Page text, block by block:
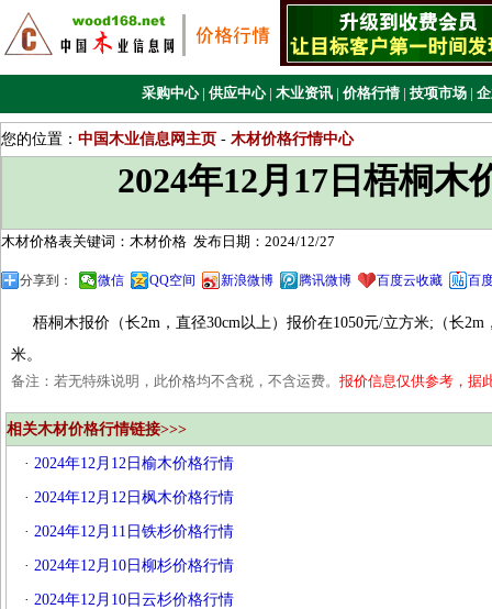
采购中心 | 供应中心 | 木业资讯 | 价格行情 | 技项市场 |
您的位置： 中国木业信息网主页 - 木材价格行情中心
2024年12月17日梧桐木
木材价格表关键词：木材价格 发布日期：2024/12/27
分享到： 微信 QQ空间 新浪微博 腾讯微博 百度云收藏 百
梧桐木报价（长2m，直径30cm以上）报价在1050元/立方米;（长2m
米。
备注：若无特殊说明，此价格均不含税，不含运费。 报价信息仅供参考，据
相关木材价格行情链接>>>
· 2024年12月12日榆木价格行情
· 2024年12月12日枫木价格行情
· 2024年12月11日铁杉价格行情
· 2024年12月10日柳杉价格行情
· 2024年12月10日云杉价格行情